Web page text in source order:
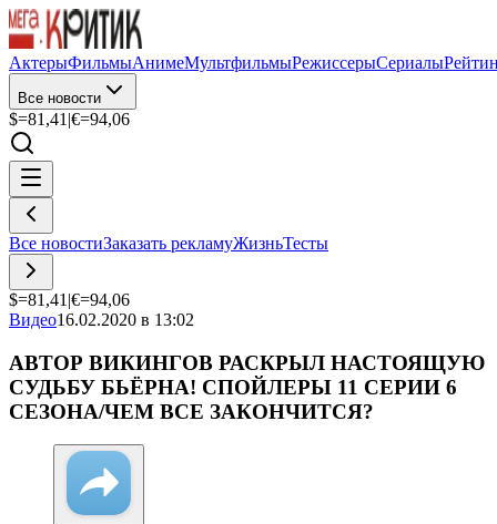
АктерыФильмыАнимеМультфильмыРежиссерыСериалы
Все новости
$=81,41 |€=94,06
Все новостиЗаказать рекламуЖизньТесты
$=81,41 |€=94,06
Видео16.02.2020 в 13:02
АВТОР ВИКИНГОВ РАСКРЫЛ НАСТОЯЩУЮ
СУДЬБУ БЬЁРНА! СПОЙЛЕРЫ 11 СЕРИИ 6
СЕЗОНА/ЧЕМ ВСЕ ЗАКОНЧИТСЯ?